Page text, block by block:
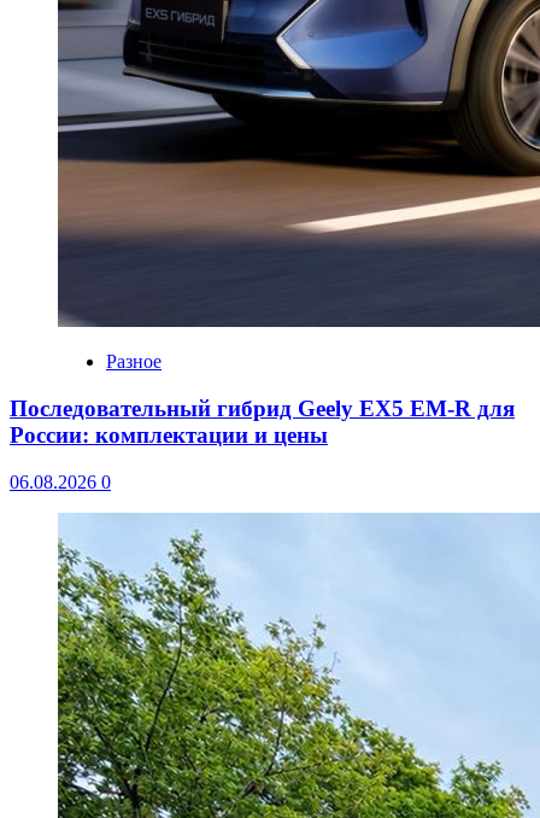
Разное
Последовательный гибрид Geely EX5 EM-R для
России: комплектации и цены
06.08.2026 0